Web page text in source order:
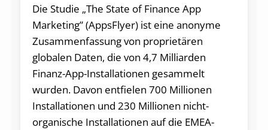
Die Studie „The State of Finance App
Marketing” (AppsFlyer) ist eine anonyme
Zusammenfassung von proprietären
globalen Daten, die von 4,7 Milliarden
Finanz-App-Installationen gesammelt
wurden. Davon entfielen 700 Millionen
Installationen und 230 Millionen nicht-
organische Installationen auf die EMEA-